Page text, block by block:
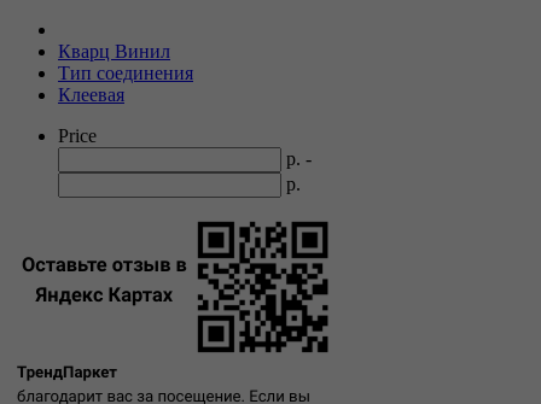
Кварц Винил
Тип соединения
Клеевая
Price
р. -
р.